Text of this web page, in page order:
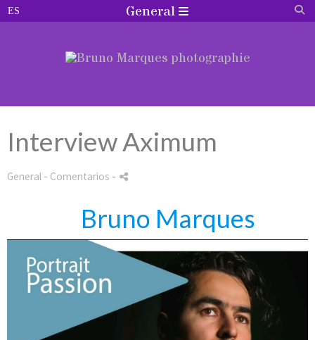
General
Interview Aximum
General - Comentarios -
Bruno Marques